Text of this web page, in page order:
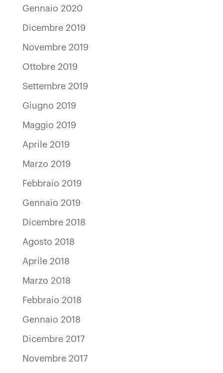
Gennaio 2020
Dicembre 2019
Novembre 2019
Ottobre 2019
Settembre 2019
Giugno 2019
Maggio 2019
Aprile 2019
Marzo 2019
Febbraio 2019
Gennaio 2019
Dicembre 2018
Agosto 2018
Aprile 2018
Marzo 2018
Febbraio 2018
Gennaio 2018
Dicembre 2017
Novembre 2017